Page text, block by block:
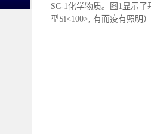
SC-1化学物质。图1显示
型Si<100>, 有而疫有照明